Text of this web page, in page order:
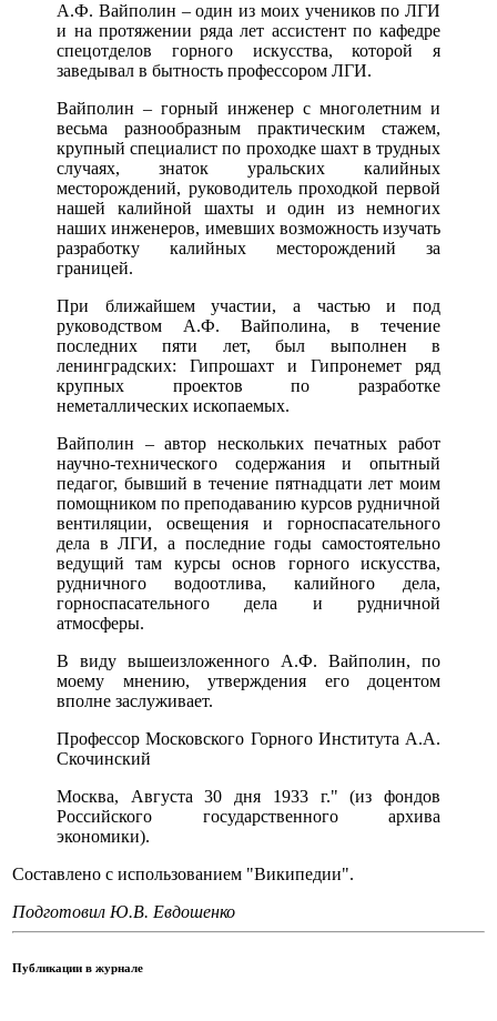
А.Ф. Вайполин – один из моих учеников по ЛГИ
и на протяжении ряда лет ассистент по кафедре
спецотделов горного искусства, которой я
заведывал в бытность профессором ЛГИ.
Вайполин – горный инженер с многолетним и
весьма разнообразным практическим стажем,
крупный специалист по проходке шахт в трудных
случаях, знаток уральских калийных
месторождений, руководитель проходкой первой
нашей калийной шахты и один из немногих
наших инженеров, имевших возможность изучать
разработку калийных месторождений за
границей.
При ближайшем участии, а частью и под
руководством А.Ф. Вайполина, в течение
последних пяти лет, был выполнен в
ленинградских: Гипрошахт и Гипронемет ряд
крупных проектов по разработке
неметаллических ископаемых.
Вайполин – автор нескольких печатных работ
научно-технического содержания и опытный
педагог, бывший в течение пятнадцати лет моим
помощником по преподаванию курсов рудничной
вентиляции, освещения и горноспасательного
дела в ЛГИ, а последние годы самостоятельно
ведущий там курсы основ горного искусства,
рудничного водоотлива, калийного дела,
горноспасательного дела и рудничной
атмосферы.
В виду вышеизложенного А.Ф. Вайполин, по
моему мнению, утверждения его доцентом
вполне заслуживает.
Профессор Московского Горного Института А.А.
Скочинский
Москва, Августа 30 дня 1933 г." (из фондов
Российского государственного архива
экономики).
Составлено с использованием "Википедии".
Подготовил Ю.В. Евдошенко
Публикации в журнале